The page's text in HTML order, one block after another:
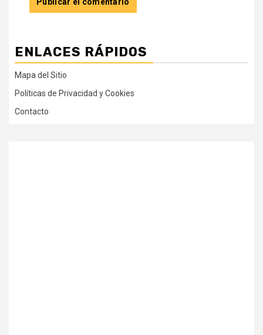
ENLACES RÁPIDOS
Mapa del Sitio
Políticas de Privacidad y Cookies
Contacto